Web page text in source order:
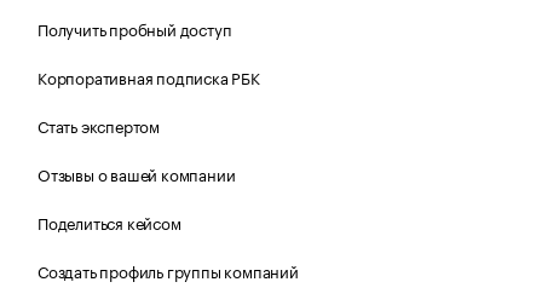
Получить пробный доступ
Корпоративная подписка РБК
Стать экспертом
Отзывы о вашей компании
Поделиться кейсом
Создать профиль группы компаний